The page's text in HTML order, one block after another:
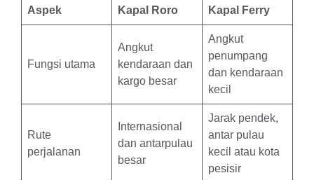
Aspek Kapal Roro Kapal Ferry
Fungsi utama
Angkut
kendaraan dan
kargo besar
Angkut
penumpang
dan kendaraan
kecil
Rute
perjalanan
Internasional
dan antarpulau
besar
Jarak pendek,
antar pulau
kecil atau kota
pesisir